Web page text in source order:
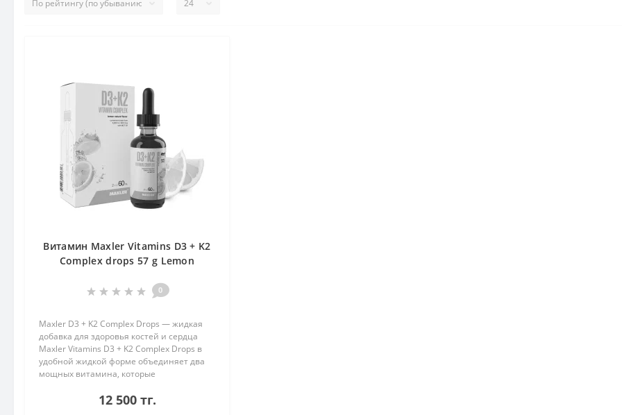
Витамин Maxler Vitamins D3 + K2
Complex drops 57 g Lemon
0
Maxler D3 + K2 Complex Drops — жидкая
добавка для здоровья костей и сердца
Maxler Vitamins D3 + K2 Complex Drops в
удобной жидкой форме объединяет два
мощных витамина, которые
иммунной системы. Синергия витамин..
12 500 тг.